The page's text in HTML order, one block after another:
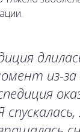
из-за